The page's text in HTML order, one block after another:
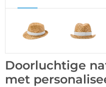
Doorluchtige
met